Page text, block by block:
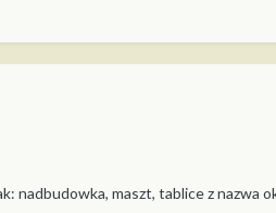
nadbudowka, maszt, tablice z nazwa